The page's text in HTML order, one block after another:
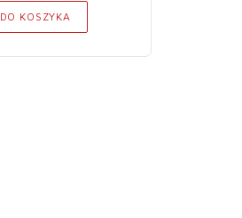
DO KOSZYKA